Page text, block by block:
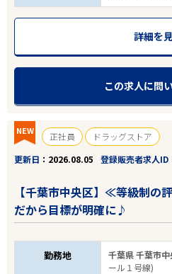
詳細を
この求人に問
NEW 正社員
ドラッグストア
更新日
2026.08.05 登録販売者求人ID
【千葉市中央区】≪等級制の
だから目標が明確に♪
勤務地 千葉県 千葉市
ール１号線)